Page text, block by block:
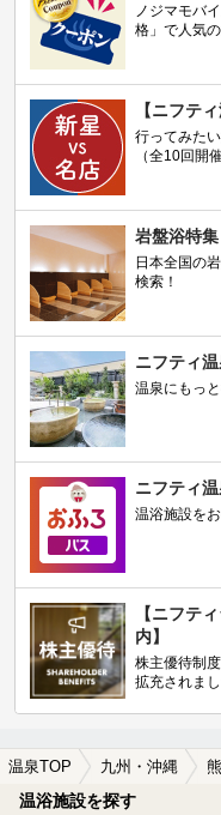
ノジマモバ
格」で人気
【ニフテ
行ってみた
（全10回開
岩盤浴特集
日本全国の
検索！
ニフティ
温泉にもっ
ニフティ
温浴施設を
【ニフテ
内】
株主優待制
拡充されまし
温泉TOP 九州・沖縄
温浴施設を探す